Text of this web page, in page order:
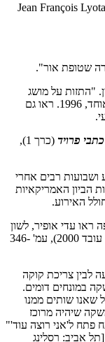
שטופת אור".
"התזות על מושג
(כרך ב'), הקיבוץ המאוחד, 1996. ראו גם
פרויד
(כרך 1),
ושבועות רבים אחרי
הביון האמריקאיות
האירוע.
עדי אופיר, לשון
רע: פרקים באונטולוגיה של המוסר (תל אביב: עם עובד 2000), עמ' 346-
לבין צריכת קוקה
במונחים דומים.
שאנו שותים ממנו
שיהיה מרוכז
פתח ל'אני רוצה עוד'"
[תל אביב: רסלינג